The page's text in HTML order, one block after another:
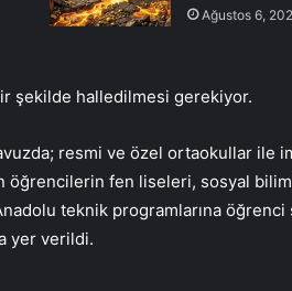
Ağustos 6,
şekilde halledilmesi gerekiyor.
resmi ve özel ortaokullar ile
öğrencilerin fen liseleri, sosyal
teknik programlarına öğrenci
yer verildi.